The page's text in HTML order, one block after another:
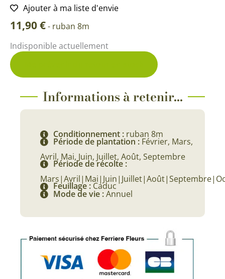
Ajouter à ma liste d'envie
11,90€- ruban 8m
Indisponible actuellement
Informations à retenir...
Conditionnement : ruban 8m
Période de plantation : Février, Mars,
Avril, Mai, Juin, Juillet, Août, Septembre
Période de récolte :
Feuillage : Caduc
Mode de vie :Annuel